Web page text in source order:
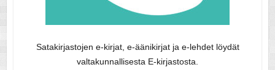
Satakirjastojen e-kirjat, e-äänikirjat ja e-lehdet löydät
valtakunnallisesta E-kirjastosta.